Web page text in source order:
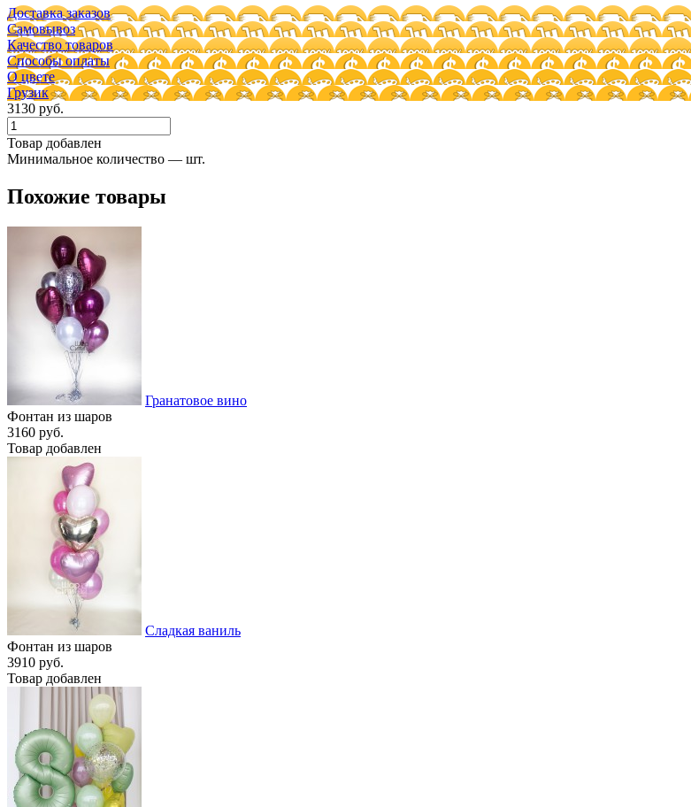
Доставка заказов
Самовывоз
Качество товаров
Способы оплаты
О цвете
Грузик
3130 руб.
Товар добавлен
Минимальное количество — шт.
Похожие товары
Гранатовое вино
Фонтан из шаров
3160 руб.
Товар добавлен
Сладкая ваниль
Фонтан из шаров
3910 руб.
Товар добавлен